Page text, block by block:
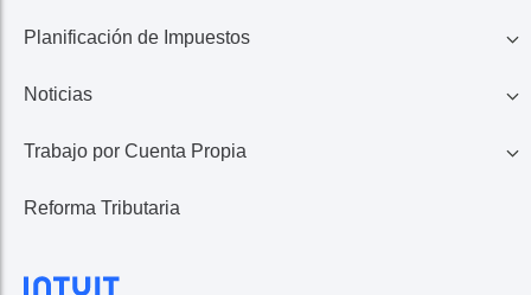
Educación
401K, IRA, Acciones
Ingresos de Negocio
Planificación de Impuestos
Ahorros
Calculadora de Impuestos
Noticias
Lo Último en Impuestos
Noticias TurboTax
Trabajo por Cuenta Propia
1099 MISC/K
Gastos
Reforma Tributaria